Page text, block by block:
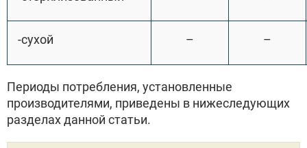
-сухой – –
Периоды потребления, установленные
производителями, приведены в нижеследующих
разделах данной статьи.